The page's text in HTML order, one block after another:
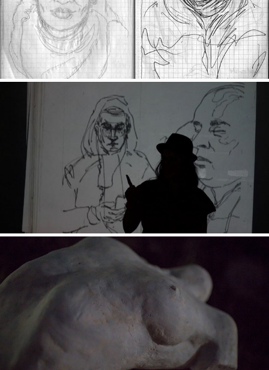
2022
AFFLUENCE DANS LE MÉTRO
2020
EXISTENCE AND SMOOTHNESS (2017-2018)